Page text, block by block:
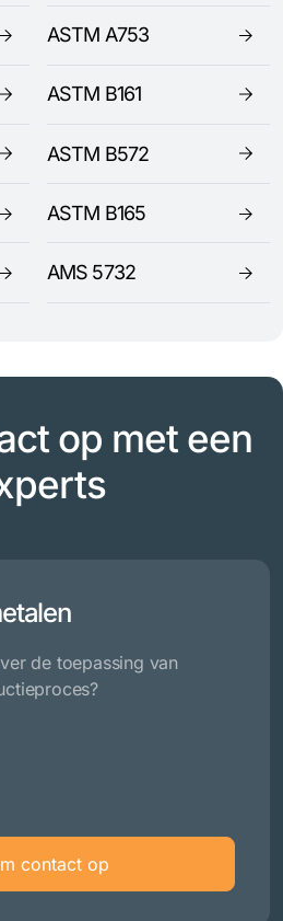
ASTM A753
ASTM B161
ASTM B572
ASTM B165
AMS 5732
op met een
de toepassing van
contact op